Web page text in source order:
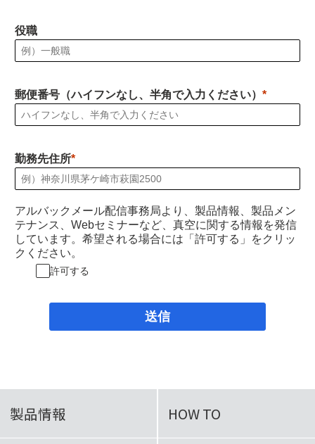
役職
郵便番号（ハイフンなし、半角で入力ください）
勤務先住所
アルバックメール配信事務局より、製品情報、製品メン
テナンス、Webセミナーなど、真空に関する情報を発信
しています。希望される場合には「許可する」をクリッ
クください。
許可する
送信
製品情報 HOW TO